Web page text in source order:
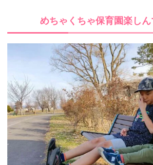
めちゃくちゃ保育園楽しん